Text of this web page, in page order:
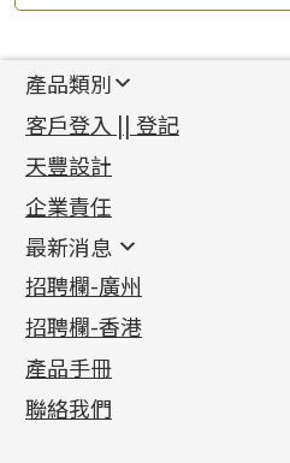
產品類別
新產品
足金系列
足金配件
機織鏈系列
珠仔鏈
镶口链
管狀網鏈
十字車花鏈系列
十字閃O鏈系列
十字錘打鏈系列
側身車花鏈系列
側身鏈系列
首飾配件
耳環類配件
卷迫系列
螺絲迫系列
梅花迫系列
平臺迫系列
綫拍系列
美拍系列
鏈類配件
動感車花吊墜
調節珠系列
生圈扣系列
龍蝦扣系列
鴨俐制系列
其他類配件
珠盤系列
袖口鈕系列
焊片及鐳射綫
空心車花管
珠類配件
無孔光身珠
空心光身珠
無孔批花珠
鑲口類
四爪頭系列
六爪頭系列
車花片
動感車花片
鑲口戒指
鑲口手鏈系列
首飾系列
手镯系列
戒指系列
空心耳環
空心车花管首饰链
空心手鐲系列
貴金屬原料
千足金
記憶金屬系列
記憶戒指
拉簧珠珠手鏈
記憶鈦手鐲
客戶登入 || 登記
天豐設計
企業責任
最新消息
最新消息
各項證書(2)
相片集(9)
展覽會資訊
最新產品資訊
招聘欄-廣州
招聘欄-香港
產品手冊
聯絡我們